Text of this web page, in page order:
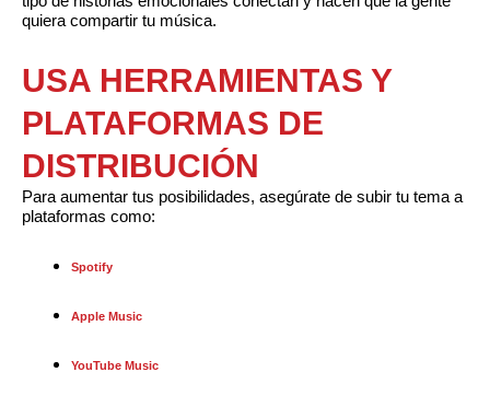
quiera compartir tu música.
USA HERRAMIENTAS Y
PLATAFORMAS DE
DISTRIBUCIÓN
Para aumentar tus posibilidades, asegúrate de subir tu tema a
plataformas como:
Spotify
Apple Music
YouTube Music